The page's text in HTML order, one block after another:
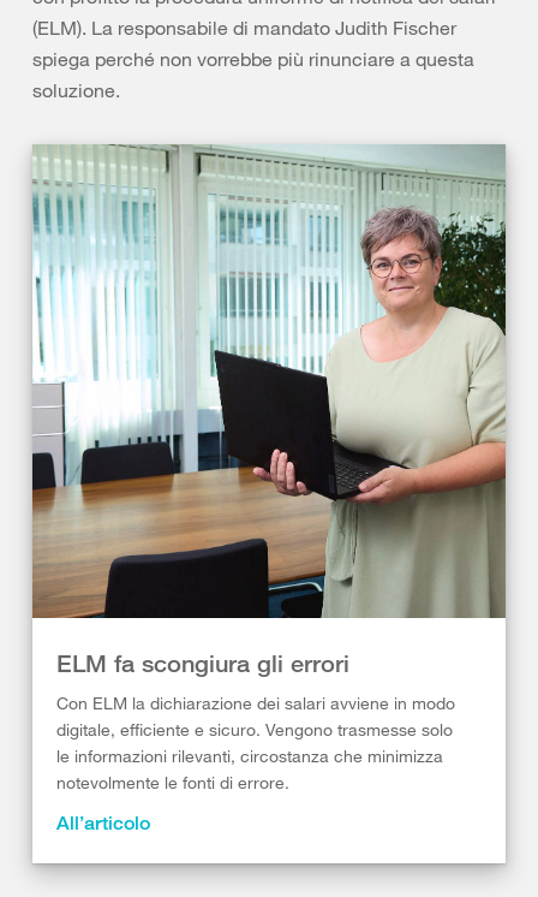
(ELM). La responsabile di mandato Judith Fischer
spiega perché non vorrebbe più rinunciare a questa
soluzione.
ELM fa scongiura gli errori
Con ELM la dichiarazione dei salari avviene in modo
digitale, efficiente e sicuro. Vengono trasmesse solo
le informazioni rilevanti, circostanza che minimizza
notevolmente le fonti di errore.
All’articolo